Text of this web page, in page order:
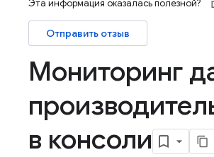
Эта информация оказалась полезной?
Отправить отзыв
Мониторинг
в консоли